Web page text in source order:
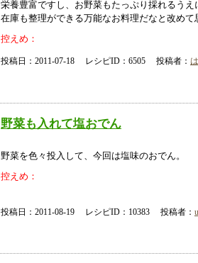
栄養豊富ですし、お野菜もたっぷり採れるうえ
在庫も整理ができる万能なお料理だなと改めて
控えめ：
投稿日：2011-07-18 レシピID：6505 投稿者：
野菜も入れて塩おでん
野菜を色々投入して、今回は塩味のおでん。
控えめ：
投稿日：2011-08-19 レシピID：10383 投稿者：